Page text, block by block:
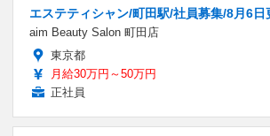
エステティシャン/町田駅/社員募集/8月6日
aim Beauty Salon 町田店
東京都
月給30万円～50万円
正社員